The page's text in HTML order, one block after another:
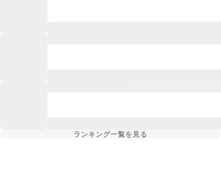
ランキング一覧を見る